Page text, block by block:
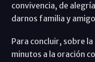
convivencia, de
darnos familia y
Para concluir, sobre
minutos a la oración